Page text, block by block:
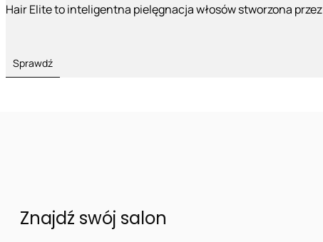
Hair Elite to inteligentna pielęgnacja włosów stworzona
Sprawdź
Znajdź swój salon